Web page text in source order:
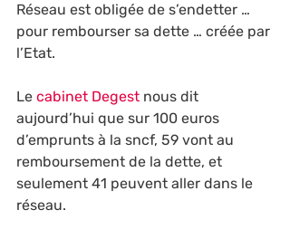
Réseau est obligée de s’endetter …
pour rembourser sa dette … créée par
l’Etat.
Le cabinet Degest nous dit
aujourd’hui que sur 100 euros
d’emprunts à la sncf, 59 vont au
remboursement de la dette, et
seulement 41 peuvent aller dans le
réseau.